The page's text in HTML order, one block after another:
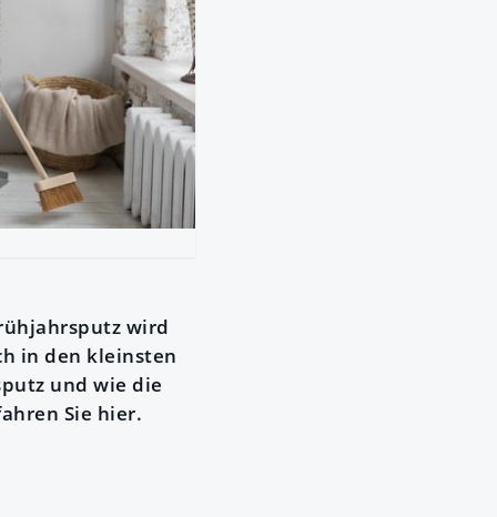
wird
in den kleinsten
und wie die
Sie hier.